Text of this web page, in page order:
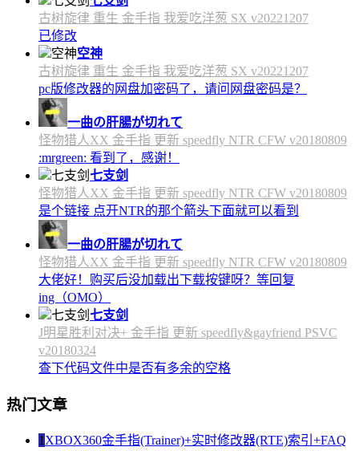
古树旋律 重生 金手指 我爱吃洋葱 SX v20221207
已修改
空神
古树旋律 重生 金手指 我爱吃洋葱 SX v20221207
pc版修改器的网盘加密码了，请问网盘密码是？
一曲の肝腸が切れて
怪物猎人XX 金手指 更新 speedfly NTR CFW v20180809
:mrgreen: 看到了，感谢！
七支剑
怪物猎人XX 金手指 更新 speedfly NTR CFW v20180809
是个链接 点开NTR的那个箭头下面就可以看到
一曲の肝腸が切れて
怪物猎人XX 金手指 更新 speedfly NTR CFW v20180809
大佬好！购买后没加载出下载按键呀？等回复
ing（OMO）
七支剑
J明星胜利对决+ 金手指 更新 speedfly&gayfriend PSVC
v20180324
查下代码文件中是否有多余的空格
热门文章
1 XBOX360金手指(Trainer)+实时修改器(RTE)索引+FAQ